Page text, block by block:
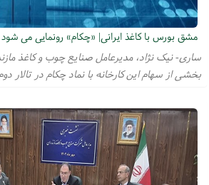
مشق بورس با کاغذ ایرانی| «چکام» رونمایی می شود
ساری- نیک نژاد، مدیرعامل صنایع چوب و کاغذ
بخشی از سهام این کارخانه با نماد چکام در